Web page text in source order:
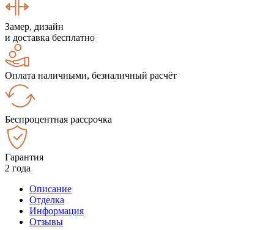
Замер, дизайн
и доставка бесплатно
Оплата наличными, безналичный расчёт
Беспроцентная рассрочка
Гарантия
2 года
Описание
Отделка
Информация
Отзывы